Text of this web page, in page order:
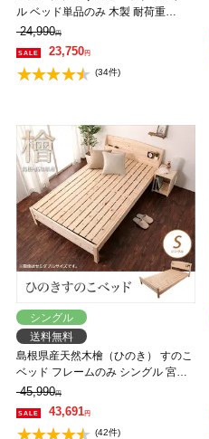
ル ベッド単品のみ 木製 耐荷重
350kg 組立簡単 棚付き コンセント
高さ4段階 【大型家具配送】
24,990円
23,750円
(34件)
シングル
送料無料
島根県産天然木檜（ひのき） すのこ
ベッド フレームのみ シングル 宮付
き 国産 ヒノキ 2口コンセント付き
高さ4段階調節 送料無料
45,990円
43,691円
(42件)